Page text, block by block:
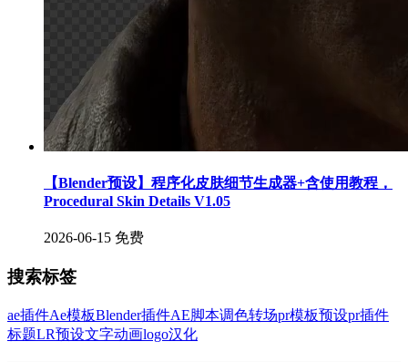
【Blender预设】程序化皮肤细节生成器+含使用教程，
Procedural Skin Details V1.05
2026-06-15 免费
搜索标签
ae插件Ae模板Blender插件AE脚本调色转场pr模板预设pr插件
标题LR预设文字动画logo汉化